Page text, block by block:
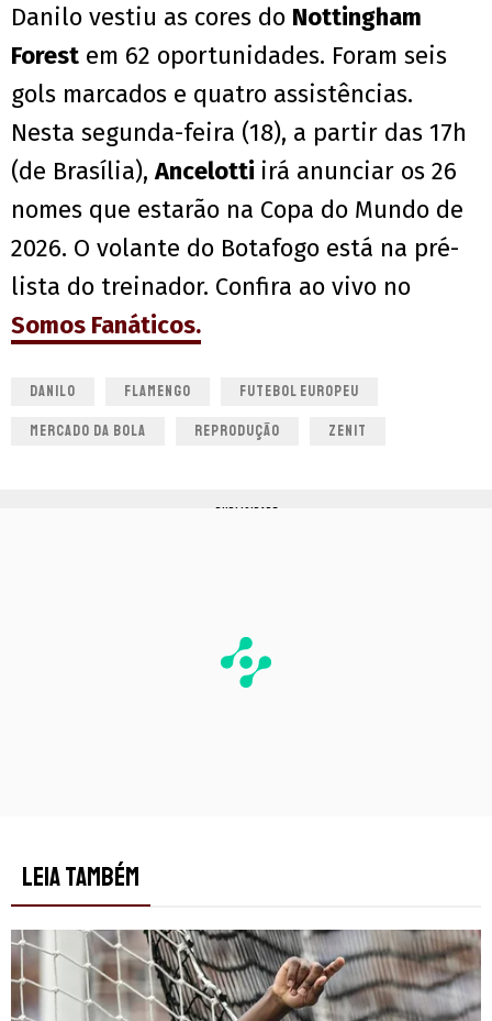
Danilo vestiu as cores do Nottingham
Forest em 62 oportunidades. Foram seis
gols marcados e quatro assistências.
Nesta segunda-feira (18), a partir das 17h
(de Brasília),Ancelotti irá anunciar os 26
nomes que estarão na Copa do Mundo de
2026. O volante do Botafogo está na pré-
lista do treinador. Confira ao vivo no
Somos Fanáticos.
DANILO FLAMENGO FUTEBOL EUROPEU
MERCADO DA BOLA REPRODUÇÃO ZENIT
PUBLICIDADE
LEIA TAMBÉM